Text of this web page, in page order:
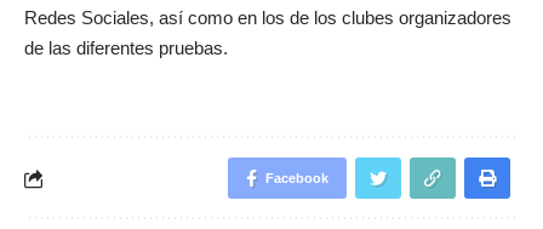
Redes Sociales, así como en los de los clubes organizadores
de las diferentes pruebas.
Facebook